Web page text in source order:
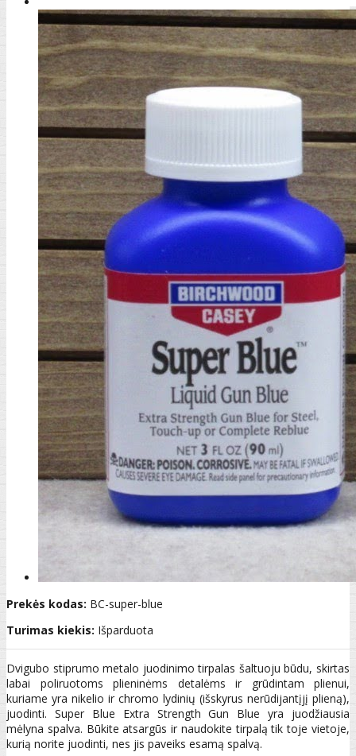
Prekės kodas: BC-super-blue
Turimas kiekis: Išparduota
Dvigubo stiprumo metalo juodinimo tirpalas šaltuoju būdu, skirtas
labai poliruotoms plieninėms detalėms ir grūdintam plienui,
kuriame yra nikelio ir chromo lydinių (išskyrus nerūdijantįjį plieną),
juodinti. Super Blue Extra Strength Gun Blue yra juodžiausia
mėlyna spalva. Būkite atsargūs ir naudokite tirpalą tik toje vietoje,
kurią norite juodinti, nes jis paveiks esamą spalvą.